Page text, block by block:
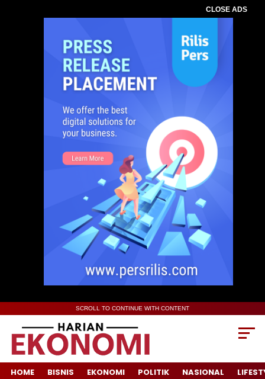
CLOSE ADS
SCROLL TO CONTINUE WITH CONTENT
HOME BISNIS EKONOMI POLITIK NASIONAL